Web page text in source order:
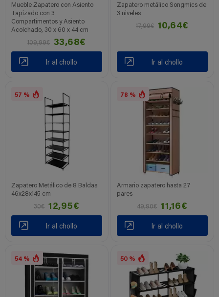
Mueble Zapatero con Asiento
Tapizado con 3
Compartimentos y Asiento
Acolchado, 30 x 60 x 44 cm
109,99€
33,68€
Ir al chollo
Zapatero metálico Songmics de
3 niveles
17,99€
10,64€
Ir al chollo
57 %
Zapatero Metálico de 8 Baldas
46x28x145 cm
30€
12,95€
Ir al chollo
78 %
Armario zapatero hasta 27
pares
49,90€
11,16€
Ir al chollo
54 % 50 %